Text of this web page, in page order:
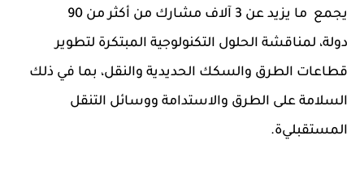
يجمع ما يزيد عن 3 آلاف
مشارك من أكثر من 90
دولة، لمناقشة الحلول التكنولوجية المبتكرة لتطوير
قطاعات الطرق والسكك الحديدية والنقل، بما في ذلك
السلامة على الطرق والاستدامة ووسائل التنقل
المستقبلية.